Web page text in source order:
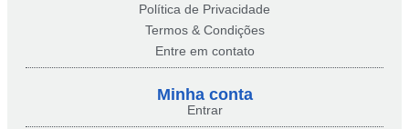
Política de Privacidade
Termos & Condições
Entre em contato
Minha conta​
Entrar